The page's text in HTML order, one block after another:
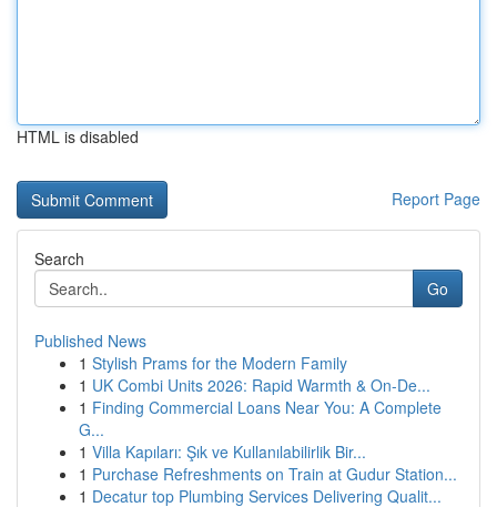
HTML is disabled
Report Page
Search
Go
Published News
1 Stylish Prams for the Modern Family
1 UK Combi Units 2026: Rapid Warmth & On-De...
1 Finding Commercial Loans Near You: A Complete
G...
1 Villa Kapıları: Şık ve Kullanılabilirlik Bir...
1 Purchase Refreshments on Train at Gudur Station...
1 Decatur top Plumbing Services Delivering Qualit...